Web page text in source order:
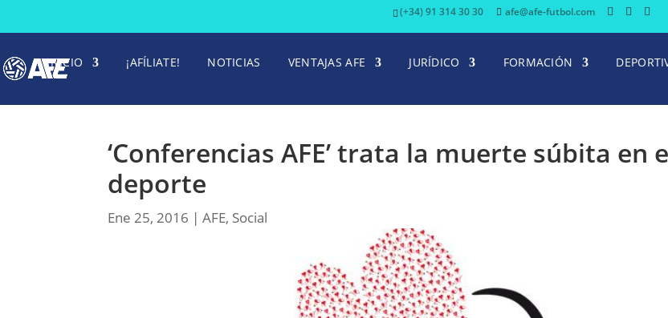
(+34) 91 314 30 30 afe@afe-futbol.com
INICIO ¡AFÍLIATE! NOTICIAS VENTAJAS AFE JURÍDICO FORMACIÓN
‘Conferencias AFE’ trata la muerte súbita en
deporte
Ene 25, 2016 |AFE, Social